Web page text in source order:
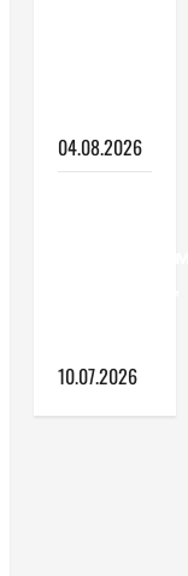
04.08.2026
10.07.2026